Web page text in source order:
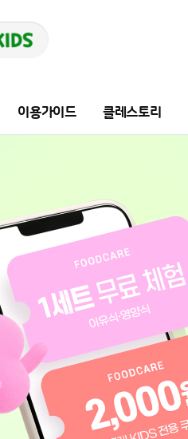
이용가이드 클레스토리